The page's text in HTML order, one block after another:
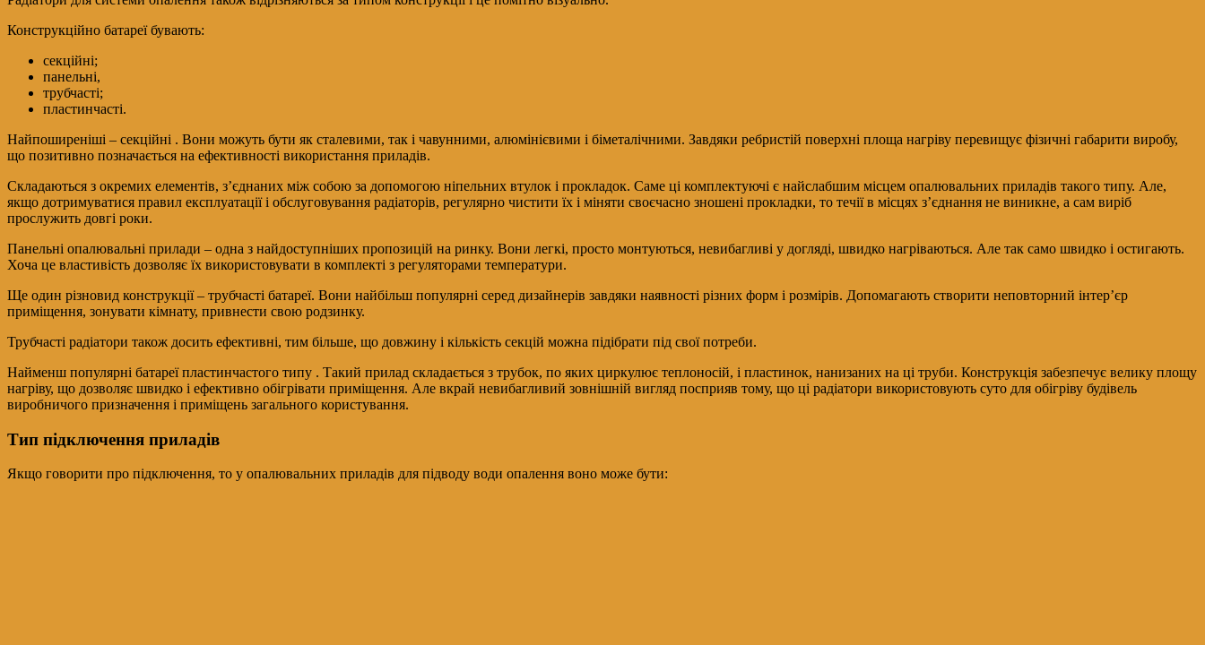
Конструкційно батареї бувають:
секційні;
панельні,
трубчасті;
пластинчасті.
Найпоширеніші – секційні . Вони можуть бути як сталевими, так і чавунними, алюмінієвими і біметалічними. Завдяки ребристій поверхні площа нагріву перевищує фізичні габарити виробу,
що позитивно позначається на ефективності використання приладів.
Складаються з окремих елементів, з’єднаних між собою за допомогою ніпельних втулок і прокладок. Саме ці комплектуючі є найслабшим місцем опалювальних приладів такого типу. Але,
якщо дотримуватися правил експлуатації і обслуговування радіаторів, регулярно чистити їх і міняти своєчасно зношені прокладки, то течії в місцях з’єднання не виникне, а сам виріб
прослужить довгі роки.
Панельні опалювальні прилади – одна з найдоступніших пропозицій на ринку. Вони легкі, просто монтуються, невибагливі у догляді, швидко нагріваються. Але так само швидко і остигають.
Хоча це властивість дозволяє їх використовувати в комплекті з регуляторами температури.
Ще один різновид конструкції – трубчасті батареї. Вони найбільш популярні серед дизайнерів завдяки наявності різних форм і розмірів. Допомагають створити неповторний інтер’єр
приміщення, зонувати кімнату, привнести свою родзинку.
Трубчасті радіатори також досить ефективні, тим більше, що довжину і кількість секцій можна підібрати під свої потреби.
Найменш популярні батареї пластинчастого типу . Такий прилад складається з трубок, по яких циркулює теплоносій, і пластинок, нанизаних на ці труби. Конструкція забезпечує велику площу
нагріву, що дозволяє швидко і ефективно обігрівати приміщення. Але вкрай невибагливий зовнішній вигляд посприяв тому, що ці радіатори використовують суто для обігріву будівель
виробничого призначення і приміщень загального користування.
Тип підключення приладів
Якщо говорити про підключення, то у опалювальних приладів для підводу води опалення воно може бути: